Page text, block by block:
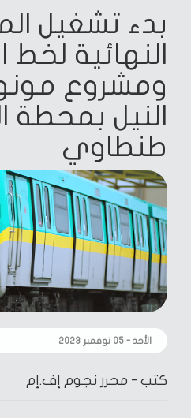
بدء تشغيل
النهائية لخط
ومشروع
النيل بمحطة
طنطاوي
الأحد - ٠٥ نوفمبر ٢٠٢٣
كتب - محرر نجوم إف.إم